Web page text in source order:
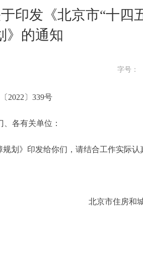
印发《北京市“十四
》的通知
字号：
2022〕339号
各有关单位：
》印发给你们，请结合工作实际认
北京市住房